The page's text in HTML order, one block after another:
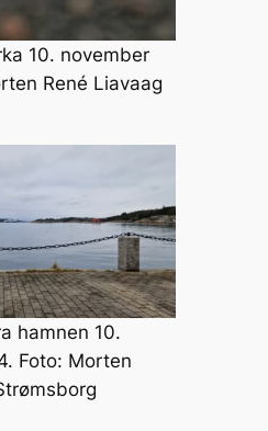
10. november
René Liavaag
hamnen 10.
Foto: Morten